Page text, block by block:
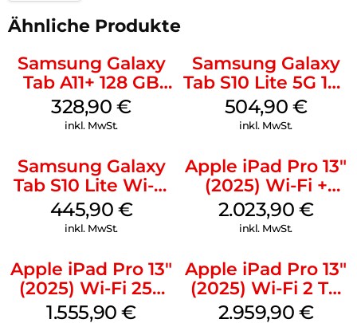
Ähnliche Produkte
Samsung Galaxy
Tab A11+ 128 GB
Gray
328,90€
inkl. MwSt.
Samsung Galaxy
Tab S10 Lite 5G 128
GB Gray
504,90 €
inkl. MwSt.
Samsung Galaxy
Tab S10 Lite Wi-Fi
128 GB Gray
445,90 €
inkl. MwSt.
Apple iPad Pro 13″
(2025) Wi-Fi +
Cellular 512 GB
Standardglas
2.023,90 €
inkl. MwSt.
Apple iPad Pro 13″
(2025) Wi-Fi 256
GB Standardglas
1.555,90€
Apple iPad Pro 13″
(2025) Wi-Fi 2 TB
Nanotexturglas
2.959,90 €